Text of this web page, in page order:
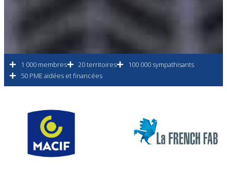
1 000 membres 20 territoires
100 000 sympathisants
50 PME aidées et financées